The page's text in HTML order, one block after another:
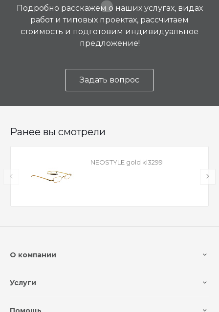
Подробно расскажем о наших услугах, видах
работ и типовых проектах, рассчитаем
стоимость и подготовим индивидуальное
предложение!
Задать вопрос
Ранее вы смотрели
NEOSTYLE gold kl3299
О компании
Услуги